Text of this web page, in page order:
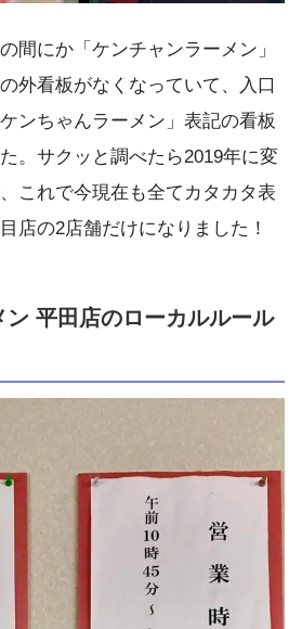
間にか「ケンチャンラーメン」
外看板がなくなっていて、入口
ンちゃんラーメン」表記の看板
。サクッと調べたら2019年に変
これで今現在も全てカタカタ表
店の2店舗だけになりました！
平田店のローカルルール